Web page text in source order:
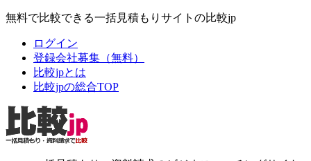
無料で比較できる一括見積もりサイトの比較jp
ログイン
登録会社募集（無料）
比較jpとは
比較jpの総合TOP